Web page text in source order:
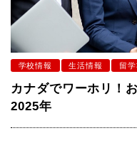
学校情報 生活情報 留
カナダでワーホリ！
2025年